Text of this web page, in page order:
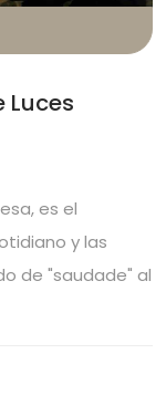
Luces
es el
y las
de "saudade" al